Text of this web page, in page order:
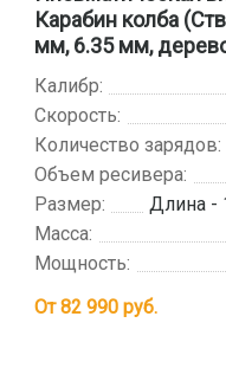
Карабин колба
мм, 6.35 мм,
Калибр:
Скорость:
Количество зарядов:
Объем ресивера:
Размер:
Длина -
Масса:
Мощность:
От82 990руб.